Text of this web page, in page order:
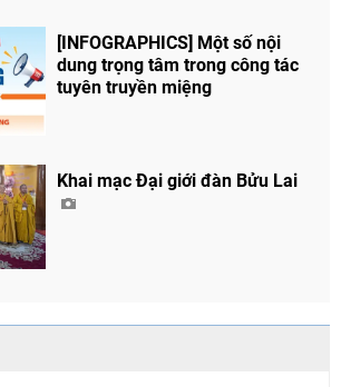
[INFOGRAPHICS] Một số nội
dung trọng tâm trong công tác
tuyên truyền miệng
Khai mạc Đại giới đàn Bửu Lai